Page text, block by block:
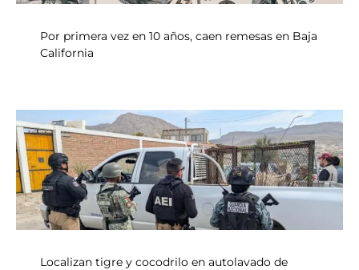
Por primera vez en 10 años, caen remesas en Baja
California
Localizan tigre y cocodrilo en autolavado de